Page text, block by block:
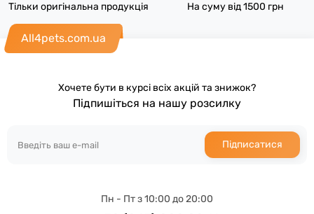
Тільки оригінальна продукція
На суму від 1500 грн
All4pets.com.ua
Хочете бути в курсі всіх акцій та знижок?
Підпишіться на нашу розсилку
Підписатися
Пн - Пт з 10:00 до 20:00